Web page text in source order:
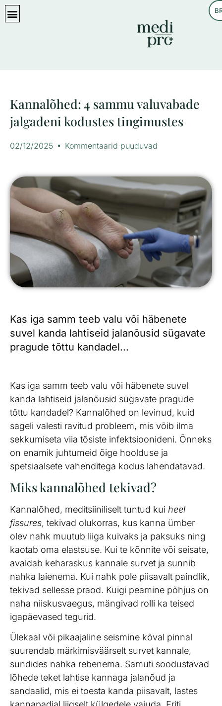
Kannalõhed: 4 sammu valuvabade
jalgadeni kodustes tingimustes
02/12/2025 Kommentaarid puuduvad
Kas iga samm teeb valu või häbenete
suvel kanda lahtiseid jalanõusid sügavate
pragude tõttu kandadel...
Kas iga samm teeb valu või häbenete suvel
kanda lahtiseid jalanõusid sügavate pragude
tõttu kandadel? Kannalõhed on levinud, kuid
sageli valesti ravitud probleem, mis võib ilma
sekkumiseta viia tõsiste infektsioonideni. Õnneks
on enamik juhtumeid õige hoolduse ja
spetsiaalsete vahenditega kodus lahendatavad.
Miks kannalõhed tekivad?
Kannalõhed, meditsiiniliselt tuntud kui heel
fissures, tekivad olukorras, kus kanna ümber
olev nahk muutub liiga kuivaks ja paksuks ning
kaotab oma elastsuse. Kui te kõnnite või seisate,
avaldab keharaskus kannale survet ja sunnib
nahka laienema. Kui nahk pole piisavalt paindlik,
tekivad sellesse praod. Kuigi peamine põhjus on
naha niiskusvaegus, mängivad rolli ka teised
igapäevased tegurid.
Ülekaal või pikaajaline seismine kõval pinnal
suurendab märkimisväärselt survet kannale,
sundides nahka rebenema. Samuti soodustavad
lõhede teket lahtise kannaga jalanõud ja
sandaalid, mis ei toesta kanda piisavalt, lastes